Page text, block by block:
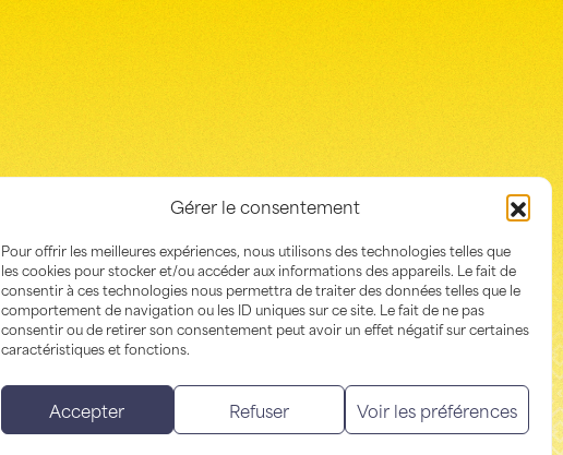
Gérer le consentement
Pour offrir les meilleures expériences, nous utilisons des technologies telles que
les cookies pour stocker et/ou accéder aux informations des appareils. Le fait de
consentir à ces technologies nous permettra de traiter des données telles que le
comportement de navigation ou les ID uniques sur ce site. Le fait de ne pas
consentir ou de retirer son consentement peut avoir un effet négatif sur certaines
caractéristiques et fonctions.
Accepter Refuser Voir les préférences